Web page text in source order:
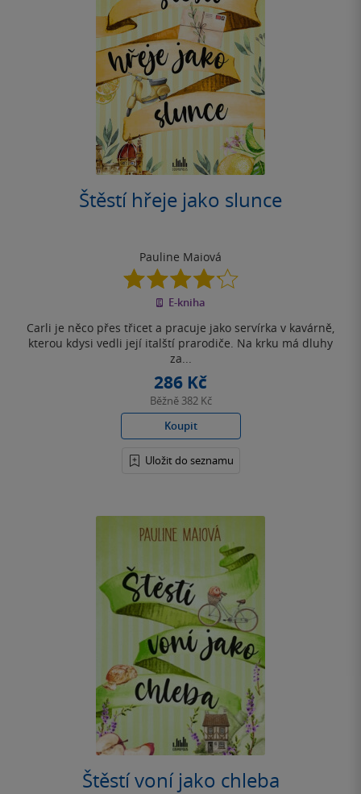
Štěstí hřeje jako slunce
Pauline Maiová
4.2
z
5
E-kniha
Carli je něco přes třicet a pracuje jako servírka v kavárně,
kterou kdysi vedli její italští prarodiče. Na krku má dluhy
za...
286 Kč
Běžně 382 Kč
Koupit
Uložit do seznamu
Štěstí voní jako chleba